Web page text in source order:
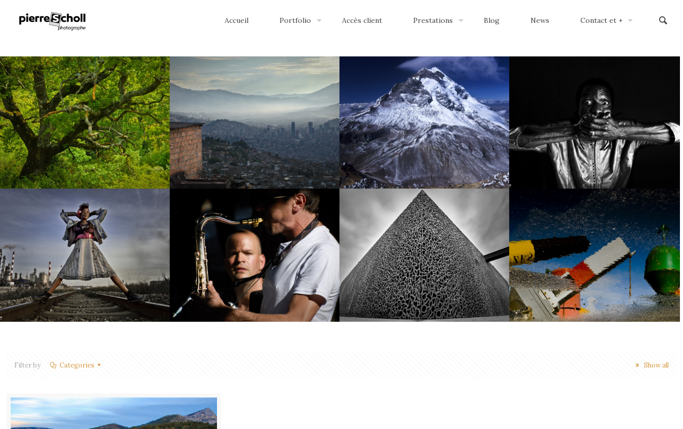
Accueil Portfolio Accès client Prestations Blog News Contact et +
Filter by Categories Show all